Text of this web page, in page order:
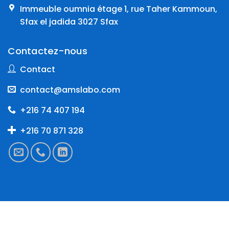
Immeuble oumnia étage 1, rue Taher Kammoun,
Sfax el jadida 3027 Sfax
Contactez-nous
Contact
contact@amslabo.com
+216 74 407 194
+216 70 871 328